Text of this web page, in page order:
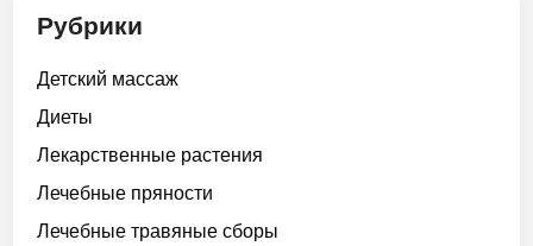
Рубрики
Детский массаж
Диеты
Лекарственные растения
Лечебные пряности
Лечебные травяные сборы